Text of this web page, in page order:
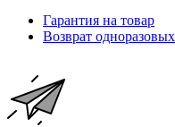
Гарантия на товар
Возврат